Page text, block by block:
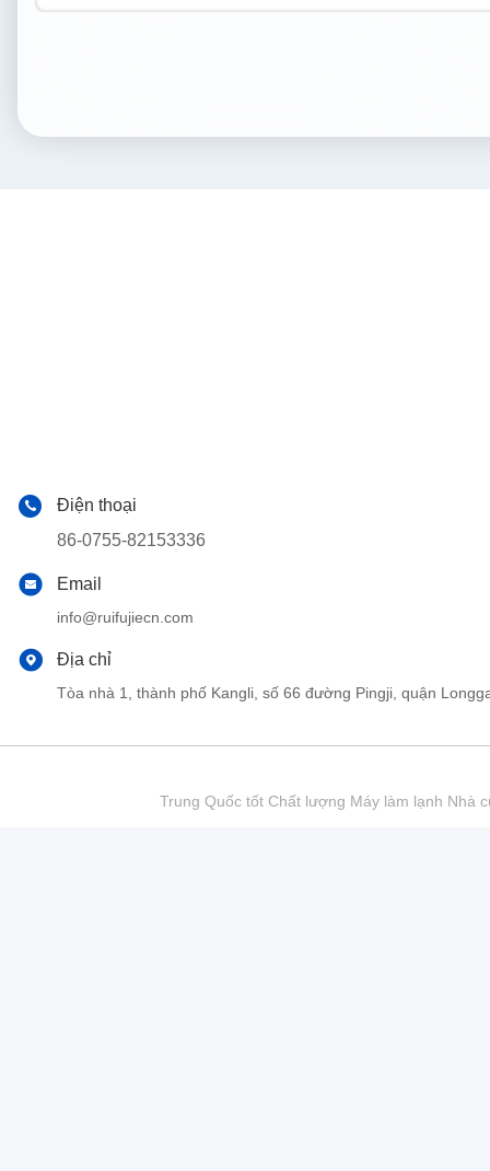
Điện thoại
86-0755-82153336
Email
info@ruifujiecn.com
Địa chỉ
Tòa nhà 1, thành phố Kangli, số 66 đường Pingji, quận
Trung Quốc tốt Chất lượng Máy làm lạnh Nhà